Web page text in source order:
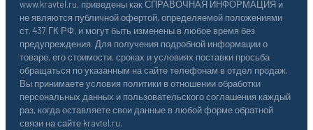
www.kravtel.ru, приведены как СПРАВОЧНАЯ ИНФОРМАЦИЯ и
не являются публичной офертой, определяемой положениями
ст. 437 ГК РФ, и могут быть изменены в любое время без
предупреждения. Для получения подробной информации о
товаре, его стоимости, сроках и условиях поставки просьба
обращаться по указанным на сайте телефонам в отдел продаж.
Вы принимаете условия политики в отношении обработки
персональных данных и пользовательского соглашения каждый
раз, когда оставляете свои данные в любой форме обратной
связи на сайте kravtel.ru.